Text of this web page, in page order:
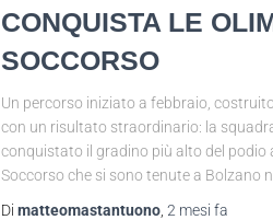
CONQUISTA LE
SOCCORSO
Un percorso iniziato a febbraio,
con un risultato straordinario: la
conquistato il gradino più alto del podio
Soccorso che si sono tenute a Bolzano
Di matteomastantuono, 2 mesi fa